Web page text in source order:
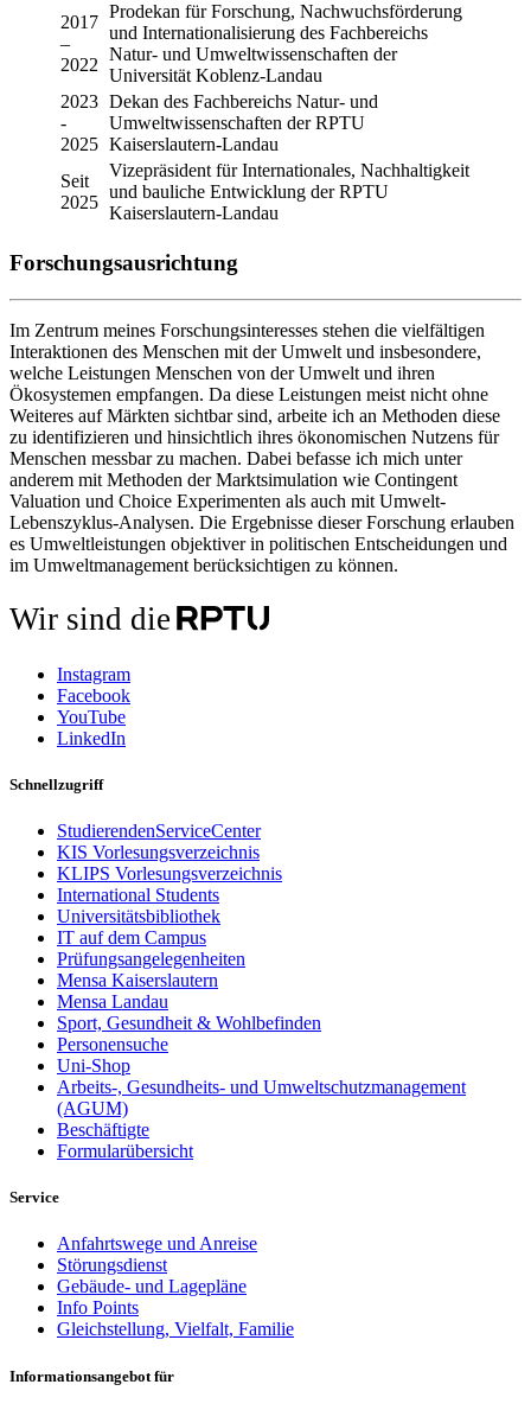
2017
–
2022
Prodekan für Forschung, Nachwuchsförderung
und Internationalisierung des Fachbereichs
Natur- und Umweltwissenschaften der
Universität Koblenz-Landau
2023
-
2025
Dekan des Fachbereichs Natur- und
Umweltwissenschaften der RPTU
Kaiserslautern-Landau
Seit
2025
Vizepräsident für Internationales, Nachhaltigkeit
und bauliche Entwicklung der RPTU
Kaiserslautern-Landau
Forschungsausrichtung
Im Zentrum meines Forschungsinteresses stehen die vielfältigen
Interaktionen des Menschen mit der Umwelt und insbesondere,
welche Leistungen Menschen von der Umwelt und ihren
Ökosystemen empfangen. Da diese Leistungen meist nicht ohne
Weiteres auf Märkten sichtbar sind, arbeite ich an Methoden diese
zu identifizieren und hinsichtlich ihres ökonomischen Nutzens für
Menschen messbar zu machen. Dabei befasse ich mich unter
anderem mit Methoden der Marktsimulation wie Contingent
Valuation und Choice Experimenten als auch mit Umwelt-
Lebenszyklus-Analysen. Die Ergebnisse dieser Forschung erlauben
es Umweltleistungen objektiver in politischen Entscheidungen und
im Umweltmanagement berücksichtigen zu können.
Wir sind die
Instagram
Facebook
YouTube
LinkedIn
Schnellzugriff
StudierendenServiceCenter
KIS Vorlesungsverzeichnis
KLIPS Vorlesungsverzeichnis
International Students
Universitätsbibliothek
IT auf dem Campus
Prüfungsangelegenheiten
Mensa Kaiserslautern
Mensa Landau
Sport, Gesundheit & Wohlbefinden
Personensuche
Uni-Shop
Arbeits-, Gesundheits- und Umweltschutzmanagement
(AGUM)
Beschäftigte
Formularübersicht
Service
Anfahrtswege und Anreise
Störungsdienst
Gebäude- und Lagepläne
Info Points
Gleichstellung, Vielfalt, Familie
Informationsangebot für